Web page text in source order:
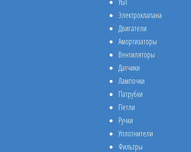
Электроклапана
Двигатели
Амортизаторы
Вентиляторы
Датчики
Лампочки
Патрубки
Петли
Ручки
Уплотнители
Фильтры